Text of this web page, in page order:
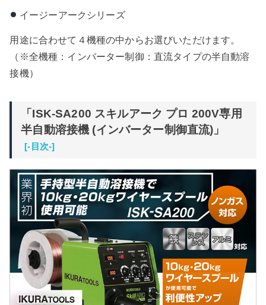
イージーアークシリーズ
用途に合わせて４機種の中からお選びいただけます。
（※全機種：インバーター制御：直流タイプの半自動溶
接機）
「ISK-SA200 スキルアーク プロ 200V専用
半自動溶接機 (インバーター制御直流)」
[-目次-]